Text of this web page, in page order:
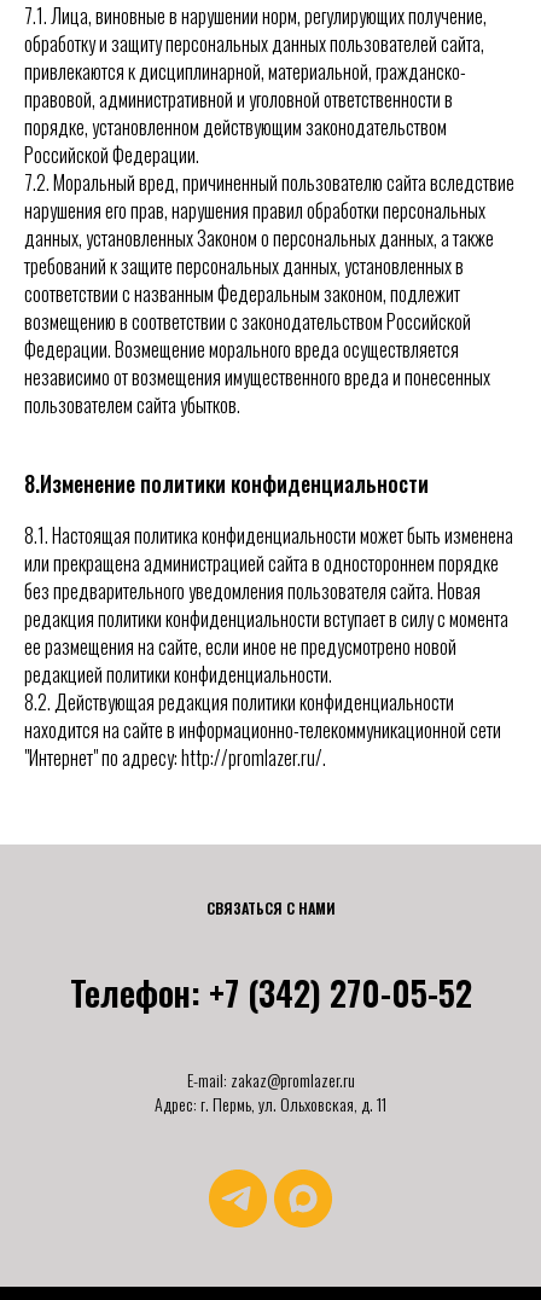
7.1. Лица, виновные в нарушении норм, регулирующих получение,
обработку и защиту персональных данных пользователей сайта,
привлекаются к дисциплинарной, материальной, гражданско-
правовой, административной и уголовной ответственности в
порядке, установленном действующим законодательством
Российской Федерации.
7.2. Моральный вред, причиненный пользователю сайта вследствие
нарушения его прав, нарушения правил обработки персональных
данных, установленныхЗакономо персональных данных, а также
требований к защите персональных данных, установленных в
соответствии с названным Федеральным законом, подлежит
возмещению в соответствии с законодательством Российской
Федерации. Возмещение морального вреда осуществляется
независимо от возмещения имущественного вреда и понесенных
пользователем сайта убытков.
8.Изменение политики конфиденциальности
8.1. Настоящая политика конфиденциальности может быть изменена
или прекращена администрацией сайта в одностороннем порядке
без предварительного уведомления пользователя сайта. Новая
редакция политики конфиденциальности вступает в силу с момента
ее размещения на сайте, если иное не предусмотрено новой
редакцией политики конфиденциальности.
8.2. Действующая редакция политики конфиденциальности
находится на сайте в информационно-телекоммуникационной сети
"Интернет" по адресу: http://promlazer.ru/.
СВЯЗАТЬСЯ С НАМИ
Телефон: +7 (342) 270-05-52
E-mail: zakaz@promlazer.ru
Адрес: г. Пермь, ул. Ольховская, д. 11